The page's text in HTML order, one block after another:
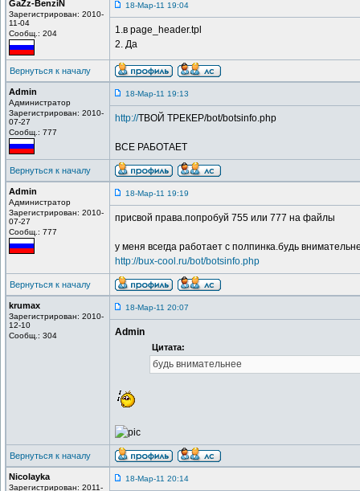
GaZz-BenziN
Зарегистрирован: 2010-
11-04
Сообщ.: 204
18-Мар-11 19:04
1.в page_header.tpl
2. Да
Вернуться к началу
Admin
Администратор
Зарегистрирован: 2010-
07-27
Сообщ.: 777
18-Мар-11 19:13
http://ТВОЙ ТРЕКЕР/bot/botsinfo.php
ВСЕ РАБОТАЕТ
Вернуться к началу
Admin
Администратор
Зарегистрирован: 2010-
07-27
Сообщ.: 777
18-Мар-11 19:19
присвой права.попробуй 755 или 777 на файлы
у меня всегда работает с полпинка.будь
http://bux-cool.ru/bot/botsinfo.php
Вернуться к началу
krumax
Зарегистрирован: 2010-
12-10
Сообщ.: 304
18-Мар-11 20:07
Admin
Цитата:
будь внимательнее
Вернуться к началу
Nicolayka
Зарегистрирован: 2011-
18-Мар-11 20:14